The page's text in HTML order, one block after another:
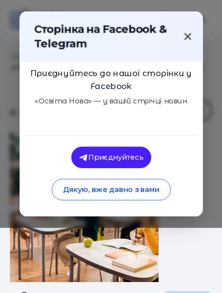
Сторінка на Facebook &
Telegram
Приєднуйтесь до нашої сторінки у
Facebook
«Освіта Нова» — у вашій стрічці новин
Приєднуйтесь
Дякую, вже давно з вами